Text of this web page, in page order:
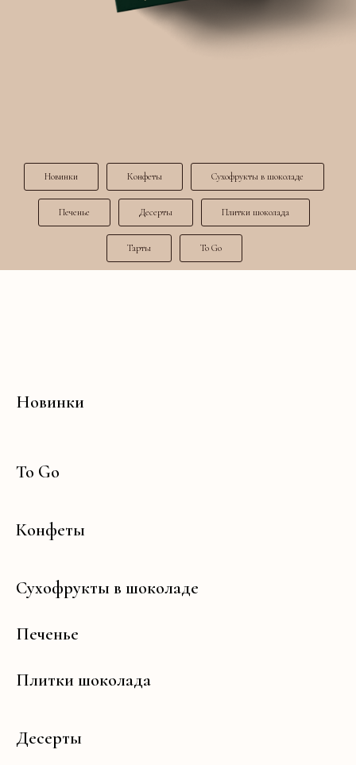
Новинки Конфеты Сухофрукты в шоколаде
Печенье Десерты Плитки шоколада
Тарты To Go
Новинки
To Go
Конфеты
Сухофрукты в шоколаде
Печенье
Плитки шоколада
Десерты